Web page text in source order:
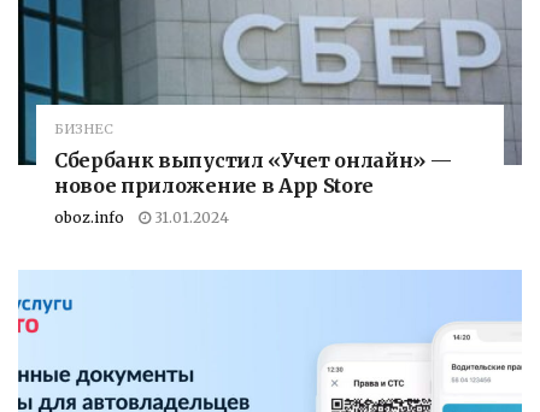
БИЗНЕС
Сбербанк выпустил «Учет онлайн» —
новое приложение в App Store
oboz.info 31.01.2024